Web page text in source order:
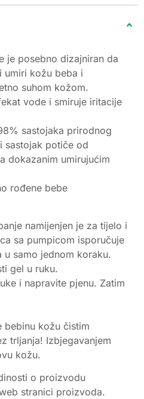
je posebno dizajniran da
umiri kožu beba i
suhom kožom.
vode i smiruje iritacije
sastojaka prirodnog
sastojak potiče od
dokazanim umirujućim
rođene bebe
namijenjen je za tijelo i
sa pumpicom isporučuje
samo jednom koraku.
gel u ruku.
i napravite pjenu. Zatim
bebinu kožu čistim
trljanja! Izbjegavanjem
kožu.
o proizvodu
stranici proizvoda.